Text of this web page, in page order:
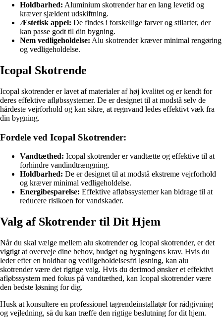
Holdbarhed: Aluminium skotrender har en lang levetid og
kræver sjældent udskiftning.
Æstetisk appel: De findes i forskellige farver og stilarter, der
kan passe godt til din bygning.
Nem vedligeholdelse: Alu skotrender kræver minimal rengøring
og vedligeholdelse.
Icopal Skotrende
Icopal skotrender er lavet af materialer af høj kvalitet og er kendt for
deres effektive afløbssystemer. De er designet til at modstå selv de
hårdeste vejrforhold og kan sikre, at regnvand ledes effektivt væk fra
din bygning.
Fordele ved Icopal Skotrender:
Vandtæthed: Icopal skotrender er vandtætte og effektive til at
forhindre vandindtrængning.
Holdbarhed: De er designet til at modstå ekstreme vejrforhold
og kræver minimal vedligeholdelse.
Energibesparelse: Effektive afløbssystemer kan bidrage til at
reducere risikoen for vandskader.
Valg af Skotrender til Dit Hjem
Når du skal vælge mellem alu skotrender og Icopal skotrender, er det
vigtigt at overveje dine behov, budget og bygningens krav. Hvis du
leder efter en holdbar og vedligeholdelsesfri løsning, kan alu
skotrender være det rigtige valg. Hvis du derimod ønsker et effektivt
afløbssystem med fokus på vandtæthed, kan Icopal skotrender være
den bedste løsning for dig.
Husk at konsultere en professionel tagrendeinstallatør for rådgivning
og vejledning, så du kan træffe den rigtige beslutning for dit hjem.